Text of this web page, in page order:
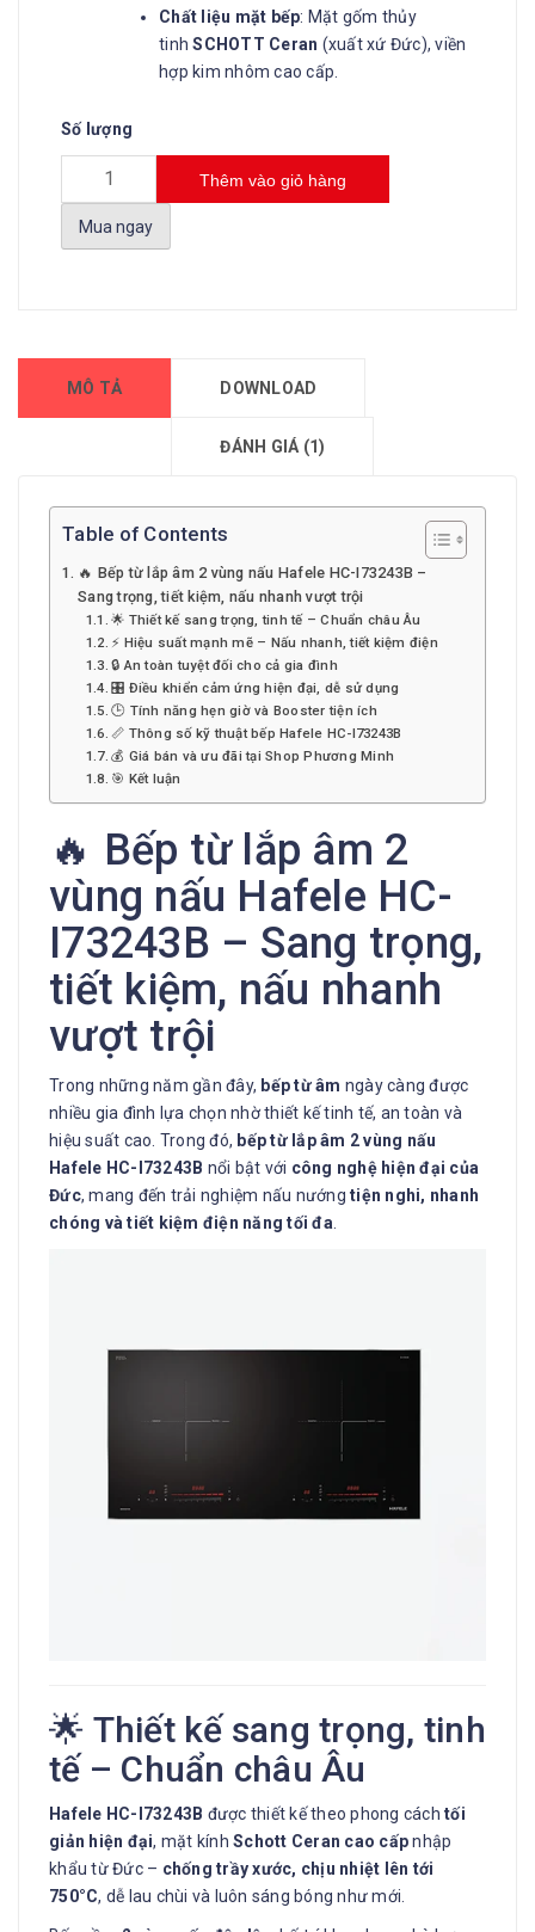
Chất liệu mặt bếp: Mặt gốm thủy
tinhSCHOTT Ceran (xuất xứ Đức), viền
hợp kim nhôm cao cấp.
Số lượng
Thêm vào giỏ hàng
Mua ngay
MÔ TẢ DOWNLOAD
ĐÁNH GIÁ (1)
Table of Contents
🔥 Bếp từ lắp âm 2 vùng nấu Hafele HC-I73243B –
Sang trọng, tiết kiệm, nấu nhanh vượt trội
🌟 Thiết kế sang trọng, tinh tế – Chuẩn châu Âu
⚡ Hiệu suất mạnh mẽ – Nấu nhanh, tiết kiệm điện
🔒 An toàn tuyệt đối cho cả gia đình
🎛️ Điều khiển cảm ứng hiện đại, dễ sử dụng
🕒 Tính năng hẹn giờ và Booster tiện ích
📏 Thông số kỹ thuật bếp Hafele HC-I73243B
💰 Giá bán và ưu đãi tại Shop Phương Minh
🎯 Kết luận
🔥 Bếp từ lắp âm 2
vùng nấu Hafele HC-
I73243B – Sang trọng,
tiết kiệm, nấu nhanh
vượt trội
Trong những năm gần đây, bếp từ âm ngày càng được
nhiều gia đình lựa chọn nhờ thiết kế tinh tế, an toàn và
hiệu suất cao. Trong đó, bếp từ lắp âm 2 vùng nấu
Hafele HC-I73243B nổi bật với công nghệ hiện đại của
Đức, mang đến trải nghiệm nấu nướng tiện nghi, nhanh
chóng và tiết kiệm điện năng tối đa
🌟 Thiết kế sang trọng, tinh
tế – Chuẩn châu Âu
Hafele HC-I73243B được thiết kế theo phong cách tối
giản hiện đại, mặt kính Schott Ceran cao cấpnhập
khẩu từ Đức – chống trầy xước, chịu nhiệt lên tới
750°C, dễ lau chùi và luôn sáng bóng như mới.